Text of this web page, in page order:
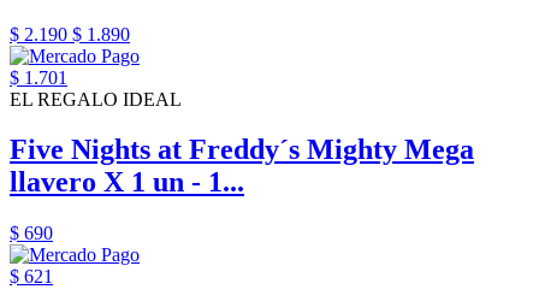
$ 2.190 $ 1.890
$ 1.701
EL REGALO IDEAL
Five Nights at Freddy´s Mighty Mega
llavero X 1 un - 1...
$ 690
$ 621